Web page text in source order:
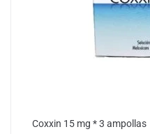
Coxxin 15 mg * 3 ampollas